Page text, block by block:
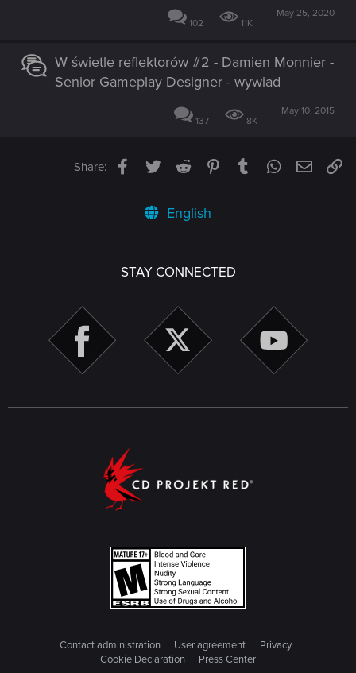
102 11K
May 25, 2020
W świetle reflektorów #2 - Damien Monnier -
Senior Gameplay Designer - wywiad
137 8K
May 10, 2015
Share: Facebook
TwitterReddit PinterestTumblrWhatsApp
Email
English
STAY CONNECTED
Contact administration User agreement
Privacy
Cookie Declaration
Press Center